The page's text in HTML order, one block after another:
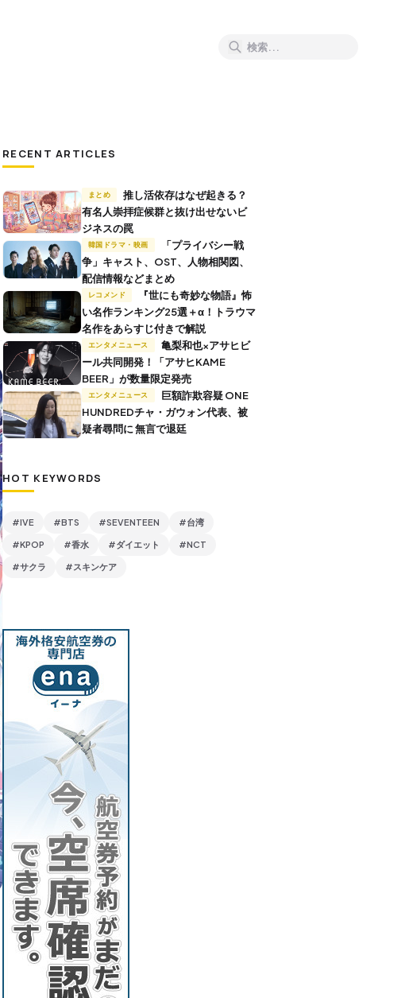
RECENT ARTICLES
まとめ
推し活依存はなぜ起きる？
有名人崇拝症候群と抜け出せないビ
ジネスの罠
韓国ドラマ・映画
争」キャスト、OST、人物相関図、
配信情報などまとめ
レコメンド
い名作ランキング25選＋α！トラウマ
名作をあらすじ付きで解説
エンタメニュース
ール共同開発！「アサヒKAME
BEER」が数量限定発売
エンタメニュース
HUNDREDチャ・ガウォン代表、被
疑者尋問に 無言で退廷
HOT KEYWORDS
#IVE #BTS #SEVENTEEN #台湾
#KPOP #香水 #ダイエット #NCT
#サクラ #スキンケア